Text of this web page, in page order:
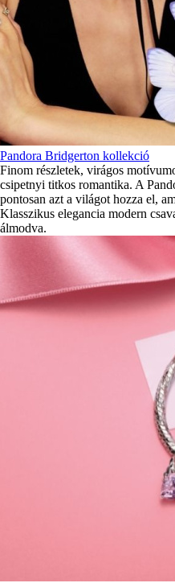
Pandora Bridgerton kollekció
Finom részletek, virágos
csipetnyi titkos romantika. A
pontosan azt a világot hozza el,
Klasszikus elegancia modern
álmodva.